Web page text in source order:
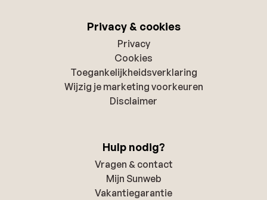
Privacy & cookies
Privacy
Cookies
Toegankelijkheidsverklaring
Wijzig je marketing voorkeuren
Disclaimer
Hulp nodig?
Vragen & contact
Mijn Sunweb
Vakantiegarantie